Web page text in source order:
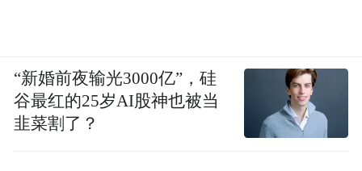
“新婚前夜输光3000亿”，硅
谷最红的25岁AI股神也被当
韭菜割了？